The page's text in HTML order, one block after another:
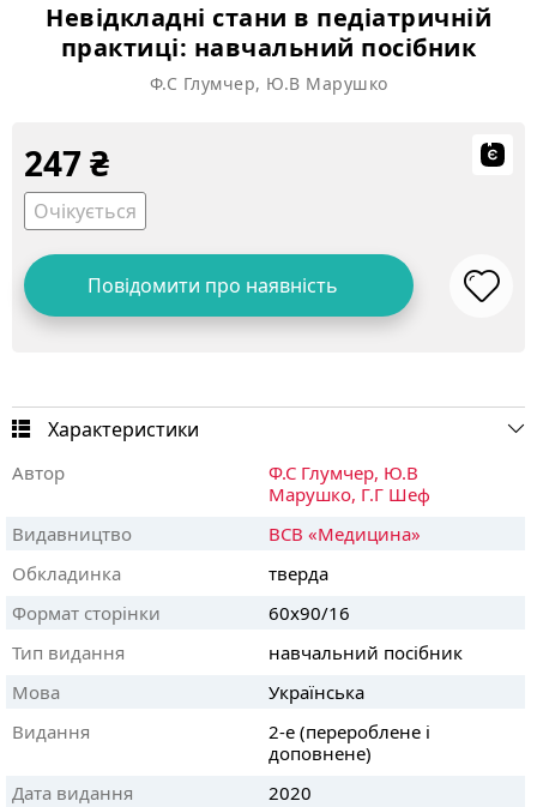
Невідкладні стани в педіатричній
практиці: навчальний посібник
Ф.С Глумчер, Ю.В Марушко
247 ₴
Очікується
Повідомити про наявність
Характеристики
Автор Ф.С Глумчер, Ю.В
Марушко, Г.Г Шеф
Видавництво
ВСВ «Медицина»
Обкладинка
тверда
Формат сторінки
60х90/16
Тип видання
навчальний посібник
Мова
Українська
Видання
2-е (перероблене і
доповнене)
Дата видання
2020